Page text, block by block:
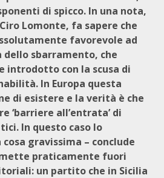
di spicco. In una nota,
Lomonte, fa sapere che
favorevole ad
dello sbarramento, che
introdotto con la scusa di
In Europa questa
di esistere e la verità è che
‘barriere all’entrata’ di
In questo caso lo
gravissima – conclude
praticamente fuori
un partito che in Sicilia